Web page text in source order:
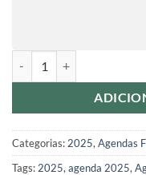
Categorias: 2025, Agendas
Tags: 2025, agenda 2025,